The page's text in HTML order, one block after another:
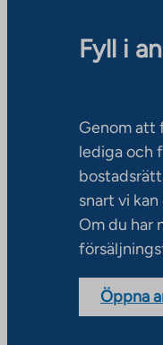
Fyll i
Genom att
lediga och
snart vi
Om du har
Öppna